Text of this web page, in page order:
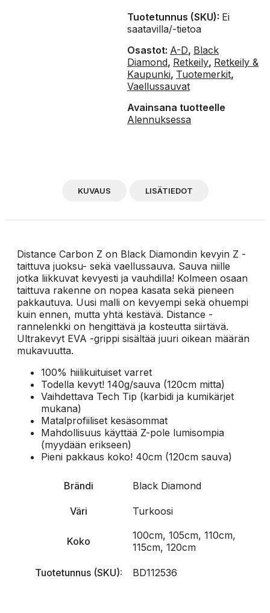
määrä
Tuotetunnus (SKU): Ei
saatavilla/-tietoa
Osastot: A-D, Black
Diamond, Retkeily, Retkeily &
Kaupunki, Tuotemerkit,
Vaellussauvat
Avainsana tuotteelle
Alennuksessa
KUVAUS LISÄTIEDOT
Distance Carbon Z on Black Diamondin kevyin Z -
taittuva juoksu- sekä vaellussauva. Sauva niille
jotka liikkuvat kevyesti ja vauhdilla! Kolmeen osaan
taittuva rakenne on nopea kasata sekä pieneen
pakkautuva. Uusi malli on kevyempi sekä ohuempi
kuin ennen, mutta yhtä kestävä. Distance -
rannelenkki on hengittävä ja kosteutta siirtävä.
Ultrakevyt EVA -grippi sisältää juuri oikean määrän
mukavuutta.
100% hiilikuituiset varret
Todella kevyt! 140g/sauva (120cm mitta)
Vaihdettava Tech Tip (karbidi ja kumikärjet
mukana)
Matalprofiiliset kesäsommat
Mahdollisuus käyttää Z-pole lumisompia
(myydään erikseen)
Pieni pakkaus koko! 40cm (120cm sauva)
Brändi Black Diamond
Väri Turkoosi
Koko
100cm, 105cm, 110cm,
115cm, 120cm
Tuotetunnus (SKU): BD112536